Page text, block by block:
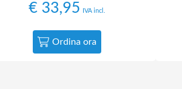
€ 33,95 IVA incl.
Ordina ora